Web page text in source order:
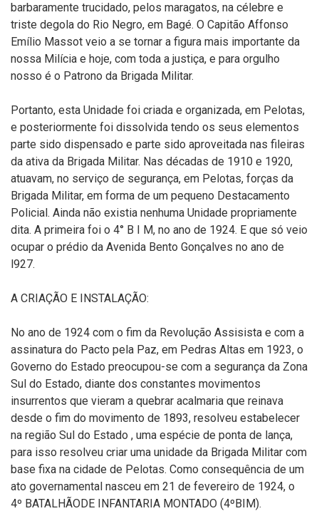
barbaramente trucidado, pelos maragatos, na célebre e
triste degola do Rio Negro, em Bagé. O Capitão Affonso
Emílio Massot veio a se tornar a figura mais importante da
nossa Milícia e hoje, com toda a justiça, e para orgulho
nosso é o Patrono da Brigada Militar.
Portanto, esta Unidade foi criada e organizada, em Pelotas,
e posteriormente foi dissolvida tendo os seus elementos
parte sido dispensado e parte sido aproveitada nas fileiras
da ativa da Brigada Militar. Nas décadas de 1910 e 1920,
atuavam, no serviço de segurança, em Pelotas, forças da
Brigada Militar, em forma de um pequeno Destacamento
Policial. Ainda não existia nenhuma Unidade propriamente
dita. A primeira foi o 4° B I M, no ano de 1924. E que só veio
ocupar o prédio da Avenida Bento Gonçalves no ano de
l927.
A CRIAÇÃO E INSTALAÇÃO:
No ano de 1924 com o fim da Revolução Assisista e com a
assinatura do Pacto pela Paz, em Pedras Altas em 1923, o
Governo do Estado preocupou-se com a segurança da Zona
Sul do Estado, diante dos constantes movimentos
insurrentos que vieram a quebrar acalmaria que reinava
desde o fim do movimento de 1893, resolveu estabelecer
na região Sul do Estado , uma espécie de ponta de lança,
para isso resolveu criar uma unidade da Brigada Militar com
base fixa na cidade de Pelotas. Como consequência de um
ato governamental nasceu em 21 de fevereiro de 1924, o
4º BATALHÃODE INFANTARIA MONTADO (4ºBIM).